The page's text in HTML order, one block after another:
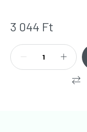
3 044 Ft